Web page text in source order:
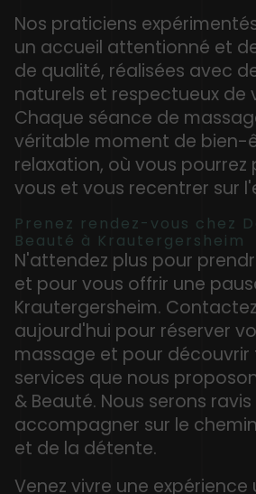
Nos praticiens
un accueil attentionné et
de qualité, réalisées avec
naturels et respectueux de
Chaque séance de
véritable moment de bien-
relaxation, où vous pourrez
vous et vous recentrer sur
Prenez rendez-vous chez
Beauté à Krautergersheim
N'attendez plus pour
et pour vous offrir une
Krautergersheim.
aujourd'hui pour réserver
massage et pour découvrir
services que nous
& Beauté. Nous serons
accompagner sur le
et de la détente.
Venez vivre une expérience